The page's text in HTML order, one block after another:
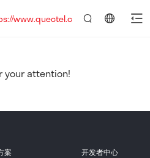
www.quectel.com.cn
your attention!
案 开发者中心